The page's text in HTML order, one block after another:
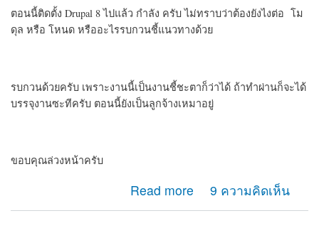
ตอนนี้ติดตั้ง Drupal 8 ไปแล้ว กำลัง ครับ ไม่ทราบว่าต้องยังไงต่อ โม
ดุล หรือ โหนด หรืออะไรรบกวนชี้แนวทางด้วย
รบกวนด้วยครับ เพราะงานนี้เป็นงานชี้ชะตาก็ว่าได้ ถ้าทำผ่านก็จะได้
บรรจุงานซะทีครับ ตอนนี้ยังเป็นลูกจ้างเหมาอยู่
ขอบคุณล่วงหน้าครับ
Read more
about ทำเว็บเก็บข้อมูลบุคคลครับแนะนำด้วย9 ความคิดเห็น